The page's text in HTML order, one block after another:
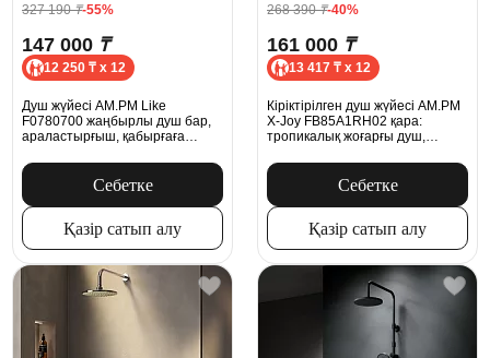
327 190₸-55%
147 000 ₸
12 250 ₸ x 12
Душ жүйесі AM.PM Like
F0780700 жаңбырлы душ бар,
араластырғыш, қабырғаға
Себетке
Қазір сатып алу
268 390₸-40%
161 000 ₸
13 417 ₸ x 12
Кіріктірілген душ жүйесі AM.PM
X-Joy FB85A1RH02 қара:
тропикалық жоғарғы душ,
Себетке
Қазір сатып алу